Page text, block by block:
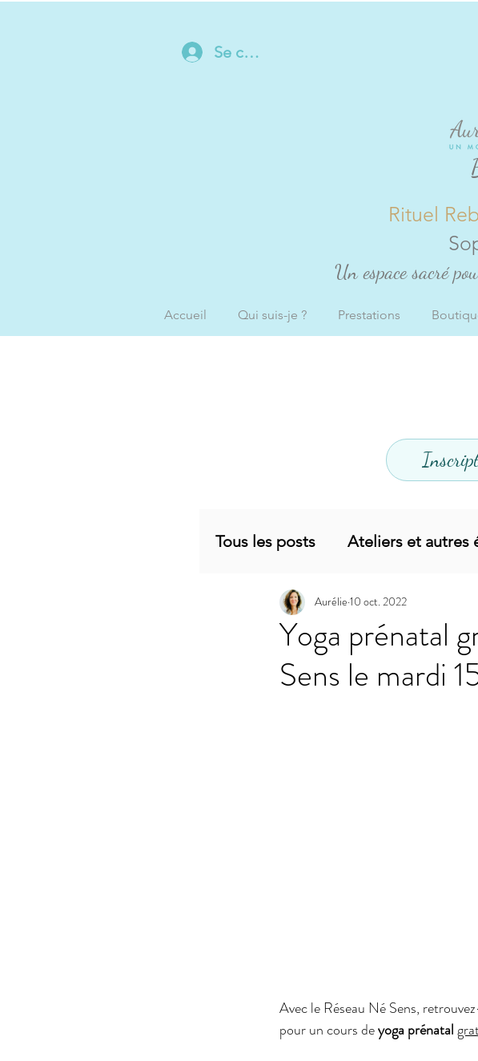
Tous les posts Ateliers et autres
Planning mensuel Offres
Articles sujets divers
Yoga prénatal
Sens le mardi
Aurélie 10 oct. 2022
Avec le Réseau Né Sens,
pour un cours de yoga prénatal
Se connecter
Rituel
Un espace sacré
Accueil Qui suis-je ? Prestations